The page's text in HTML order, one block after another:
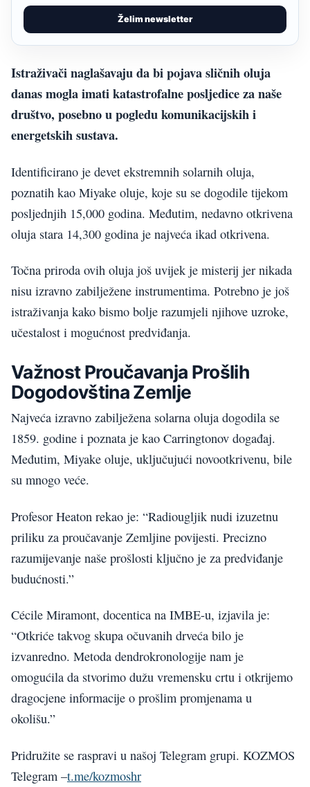
Želim newsletter
Istraživači naglašavaju da bi pojava sličnih oluja
danas mogla imati katastrofalne posljedice za naše
društvo, posebno u pogledu komunikacijskih i
energetskih sustava.
Identificirano je devet ekstremnih solarnih oluja,
poznatih kao Miyake oluje, koje su se dogodile tijekom
posljednjih 15,000 godina. Međutim, nedavno otkrivena
oluja stara 14,300 godina je najveća ikad otkrivena.
Točna priroda ovih oluja još uvijek je misterij jer nikada
nisu izravno zabilježene instrumentima. Potrebno je još
istraživanja kako bismo bolje razumjeli njihove uzroke,
učestalost i mogućnost predviđanja.
Važnost Proučavanja Prošlih
Dogodovština Zemlje
Najveća izravno zabilježena solarna oluja dogodila se
1859. godine i poznata je kao Carringtonov događaj.
Međutim, Miyake oluje, uključujući novootkrivenu, bile
su mnogo veće.
Profesor Heaton rekao je: “Radiougljik nudi izuzetnu
priliku za proučavanje Zemljine povijesti. Precizno
razumijevanje naše prošlosti ključno je za predviđanje
budućnosti.”
Cécile Miramont, docentica na IMBE-u, izjavila je:
“Otkriće takvog skupa očuvanih drveća bilo je
izvanredno. Metoda dendrokronologije nam je
omogućila da stvorimo dužu vremensku crtu i otkrijemo
dragocjene informacije o prošlim promjenama u
okolišu.”
Pridružite se raspravi u našoj Telegram grupi. KOZMOS
Telegram –t.me/kozmoshr